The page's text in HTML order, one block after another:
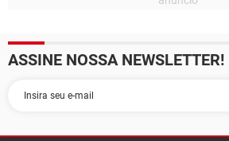
ASSINE NOSSA NEWSLETTER!